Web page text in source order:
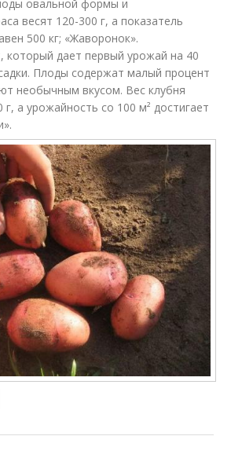
овальной формы и
весят 120-300 г, а показатель
500 кг; «Жаворонок».
который дает первый урожай на 40
Плоды содержат малый процент
необычным вкусом. Вес клубня
г, а урожайность со 100 м² достигает